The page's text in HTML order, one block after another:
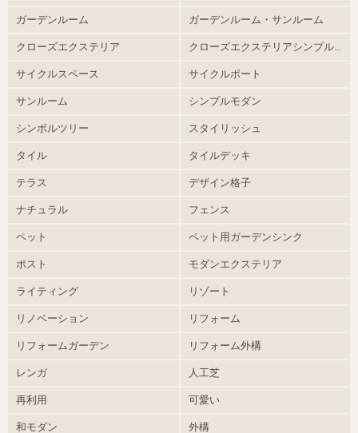
ガーデンルーム ガーデンルーム・サンルーム
クローズエクステリア クローズエクステリアシンプルモダン
サイクルスペース サイクルポート
サンルーム シンプルモダン
シンボルツリー スタイリッシュ
タイル タイルデッキ
テラス デザイン格子
ナチュラル フェンス
ペット ペット用ガーデンシンク
ポスト モダンエクステリア
ライティング リゾート
リノベーション リフォーム
リフォームガーデン リフォーム外構
レンガ 人工芝
再利用 可愛い
和モダン 外構